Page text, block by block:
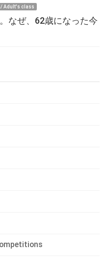
/ Adult's class
なぜ、62歳になった今